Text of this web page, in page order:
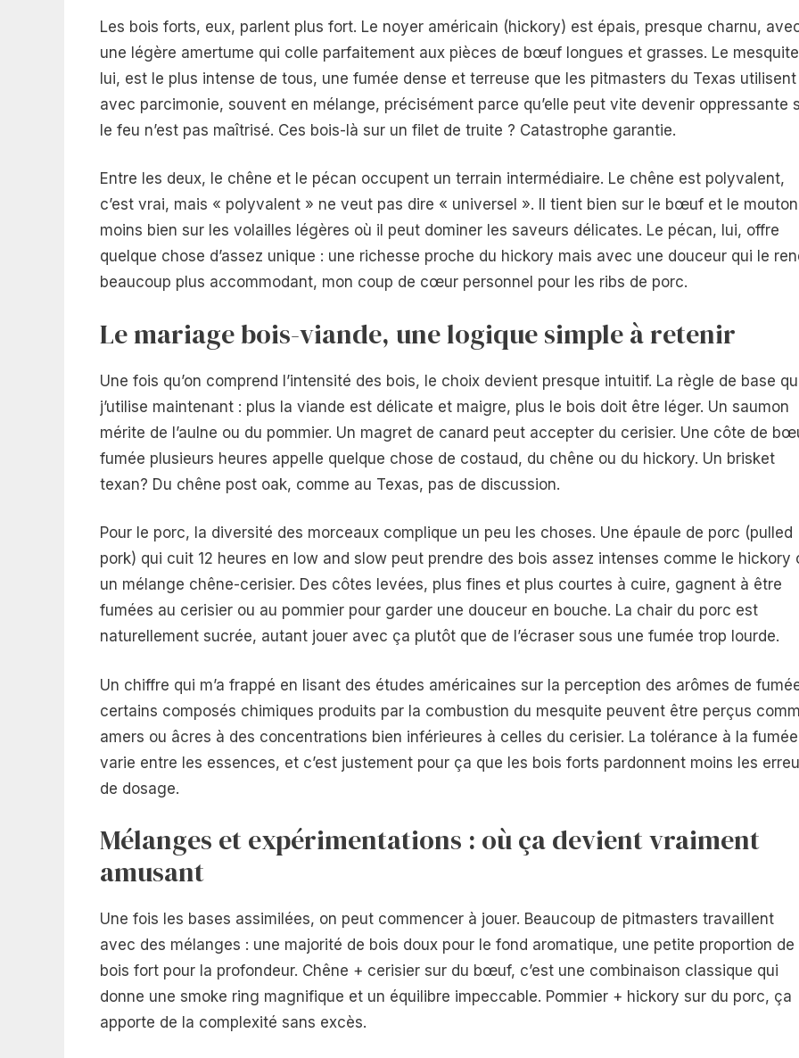
Les bois forts, eux, parlent plus fort. Le noyer américain (hickory) est épais, presque charnu,
une légère amertume qui colle parfaitement aux pièces de bœuf longues et grasses. Le
lui, est le plus intense de tous, une fumée dense et terreuse que les pitmasters du Texas utilisent
avec parcimonie, souvent en mélange, précisément parce qu’elle peut vite devenir oppressante
le feu n’est pas maîtrisé. Ces bois-là sur un filet de truite ? Catastrophe garantie.
Entre les deux, le chêne et le pécan occupent un terrain intermédiaire. Le chêne est polyvalent,
c’est vrai, mais « polyvalent » ne veut pas dire « universel ». Il tient bien sur le bœuf et le
moins bien sur les volailles légères où il peut dominer les saveurs délicates. Le pécan, lui, offre
quelque chose d’assez unique : une richesse proche du hickory mais avec une douceur qui le
beaucoup plus accommodant, mon coup de cœur personnel pour les ribs de porc.
Le mariage bois-viande, une logique simple à retenir
Une fois qu’on comprend l’intensité des bois, le choix devient presque intuitif. La règle de base
j’utilise maintenant : plus la viande est délicate et maigre, plus le bois doit être léger. Un saumon
mérite de l’aulne ou du pommier. Un magret de canard peut accepter du cerisier. Une côte de
fumée plusieurs heures appelle quelque chose de costaud, du chêne ou du hickory. Un brisket
texan? Du chêne post oak, comme au Texas, pas de discussion.
Pour le porc, la diversité des morceaux complique un peu les choses. Une épaule de porc (pulled
pork) qui cuit 12 heures en low and slow peut prendre des bois assez intenses comme le hickory
un mélange chêne-cerisier. Des côtes levées, plus fines et plus courtes à cuire, gagnent à être
fumées au cerisier ou au pommier pour garder une douceur en bouche. La chair du porc est
naturellement sucrée, autant jouer avec ça plutôt que de l’écraser sous une fumée trop lourde.
Un chiffre qui m’a frappé en lisant des études américaines sur la perception des arômes de
certains composés chimiques produits par la combustion du mesquite peuvent être perçus
amers ou âcres à des concentrations bien inférieures à celles du cerisier. La tolérance à la fumée
varie entre les essences, et c’est justement pour ça que les bois forts pardonnent moins les
de dosage.
Mélanges et expérimentations : où ça devient vraiment
amusant
Une fois les bases assimilées, on peut commencer à jouer. Beaucoup de pitmasters travaillent
avec des mélanges : une majorité de bois doux pour le fond aromatique, une petite proportion de
bois fort pour la profondeur. Chêne + cerisier sur du bœuf, c’est une combinaison classique qui
donne une smoke ring magnifique et un équilibre impeccable. Pommier + hickory sur du porc, ça
apporte de la complexité sans excès.